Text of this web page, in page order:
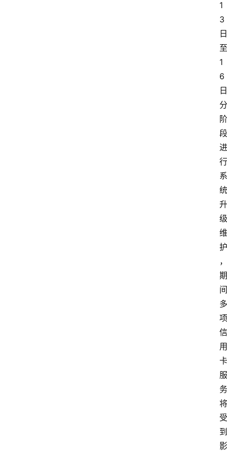
1
3
日
至
1
6
日
分
阶
段
进
行
系
统
升
级
维
护
，
期
间
多
项
信
用
卡
服
务
将
受
到
影